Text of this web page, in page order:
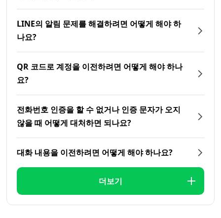
LINE의 알림 문제를 해결하려면 어떻게 해야 하
나요?
QR 코드로 계정을 이전하려면 어떻게 해야 하나
요?
전화번호 인증을 할 수 없거나 인증 문자가 오지
않을 때 어떻게 대처하면 되나요?
대화 내용을 이전하려면 어떻게 해야 하나요?
더보기